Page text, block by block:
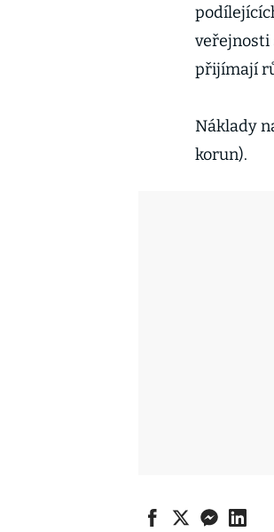
veřejnosti
přijímají
Náklady
korun).